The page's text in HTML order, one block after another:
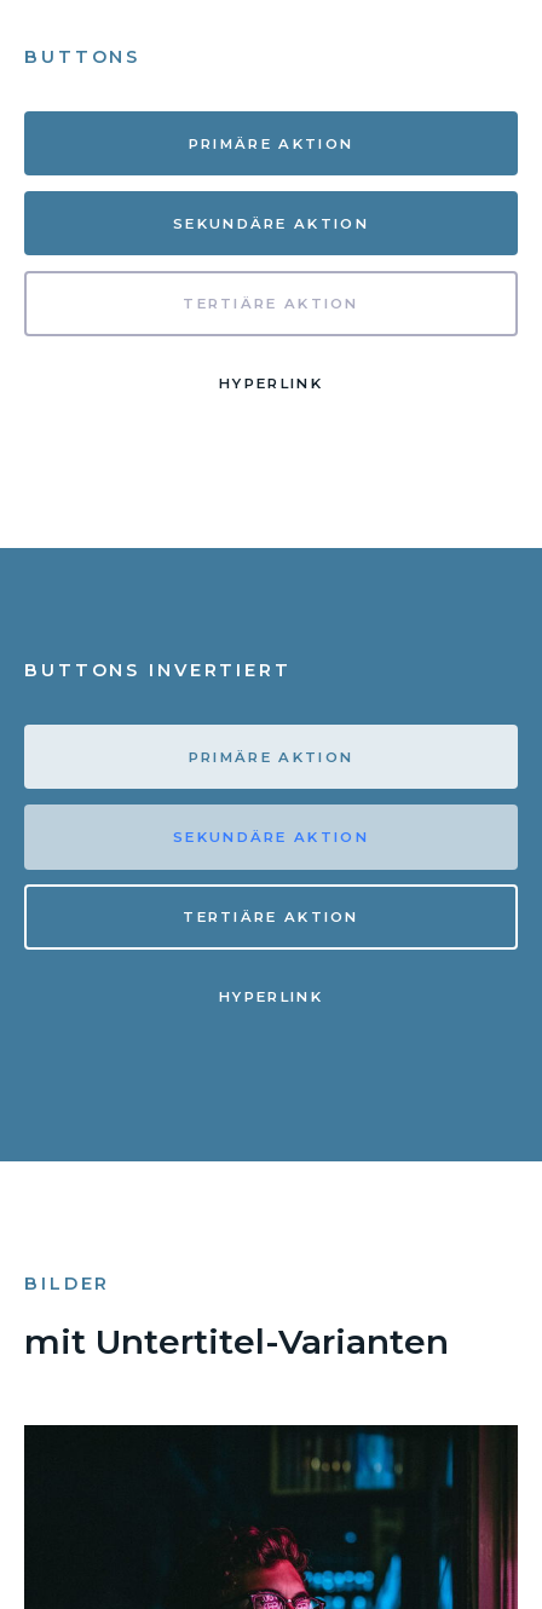
BUTTONS
PRIMÄRE AKTION
SEKUNDÄRE AKTION
TERTIÄRE AKTION
HYPERLINK
BUTTONS INVERTIERT
PRIMÄRE AKTION
SEKUNDÄRE AKTION
TERTIÄRE AKTION
HYPERLINK
BILDER
mit Untertitel-Varianten